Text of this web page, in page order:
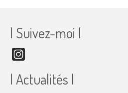
| Suivez-moi |
| Actualités |